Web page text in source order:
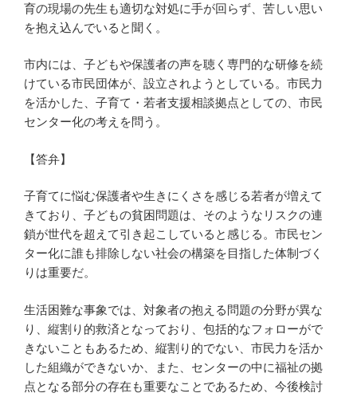
育の現場の先生も適切な対処に手が回らず、苦しい思い
を抱え込んでいると聞く。
市内には、子どもや保護者の声を聴く専門的な研修を続
けている市民団体が、設立されようとしている。市民力
を活かした、子育て・若者支援相談拠点としての、市民
センター化の考えを問う。
【答弁】
子育てに悩む保護者や生きにくさを感じる若者が増えて
きており、子どもの貧困問題は、そのようなリスクの連
鎖が世代を超えて引き起こしていると感じる。市民セン
ター化に誰も排除しない社会の構築を目指した体制づく
りは重要だ。
生活困難な事象では、対象者の抱える問題の分野が異な
り、縦割り的救済となっており、包括的なフォローがで
きないこともあるため、縦割り的でない、市民力を活か
した組織ができないか、また、センターの中に福祉の拠
点となる部分の存在も重要なことであるため、今後検討